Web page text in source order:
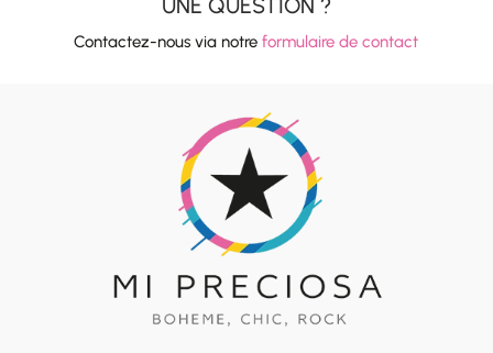
UNE QUESTION ?
Contactez-nous via notreformulaire de contact